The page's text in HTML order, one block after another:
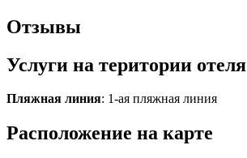
Отзывы
Услуги на територии отеля
Пляжная линия: 1-ая пляжная линия
Расположение на карте